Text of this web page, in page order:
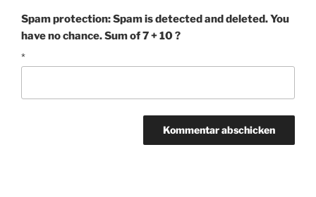
Spam protection: Spam is detected and deleted. You
have no chance. Sum of 7 + 10 ?
*